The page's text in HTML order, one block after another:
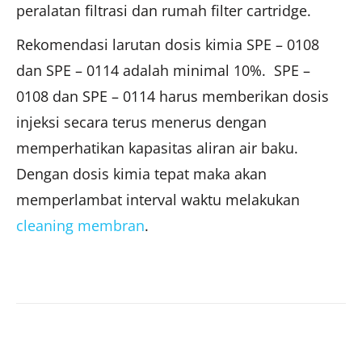
peralatan filtrasi dan rumah filter cartridge.
Rekomendasi larutan dosis kimia SPE – 0108
dan SPE – 0114 adalah minimal 10%. SPE –
0108 dan SPE – 0114 harus memberikan dosis
injeksi secara terus menerus dengan
memperhatikan kapasitas aliran air baku.
Dengan dosis kimia tepat maka akan
memperlambat interval waktu melakukan
cleaning membran.